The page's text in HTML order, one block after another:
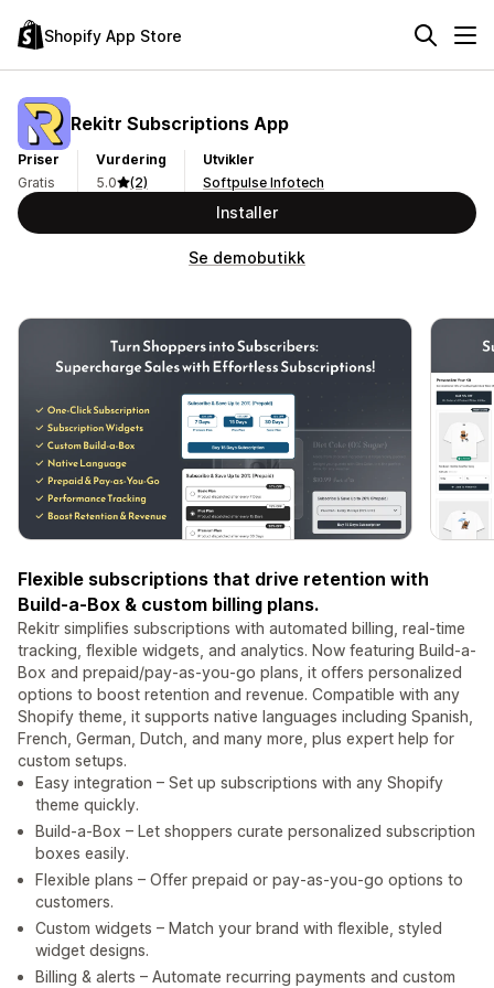
Shopify App Store
Rekitr Subscriptions App
Priser
Gratis
Vurdering
5.0
(2)
Utvikler
Softpulse Infotech
Installer
Se demobutikk
Flexible subscriptions that drive retention with
Build-a-Box & custom billing plans.
Rekitr simplifies subscriptions with automated billing, real-time
tracking, flexible widgets, and analytics. Now featuring Build-a-
Box and prepaid/pay-as-you-go plans, it offers personalized
options to boost retention and revenue. Compatible with any
Shopify theme, it supports native languages including Spanish,
French, German, Dutch, and many more, plus expert help for
custom setups.
Easy integration – Set up subscriptions with any Shopify
theme quickly.
Build-a-Box – Let shoppers curate personalized subscription
boxes easily.
Flexible plans – Offer prepaid or pay-as-you-go options to
customers.
Custom widgets – Match your brand with flexible, styled
widget designs.
Billing & alerts – Automate recurring payments and custom